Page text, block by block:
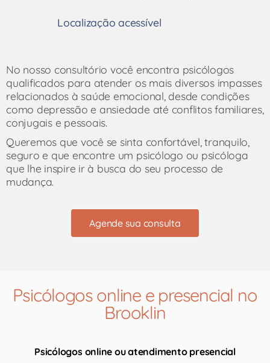
Localização acessível​
No nosso consultório você encontra psicólogos
qualificados para atender os mais diversos impasses
relacionados à saúde emocional, desde condições
como depressão e ansiedade até conflitos familiares,
conjugais e pessoais.
Queremos que você se sinta confortável, tranquilo,
seguro e que encontre um psicólogo ou psicóloga
que lhe inspire ir à busca do seu processo de
mudança.
Agende sua consulta
Psicólogos online e presencial no
Brooklin
Psicólogos online ou atendimento presencial